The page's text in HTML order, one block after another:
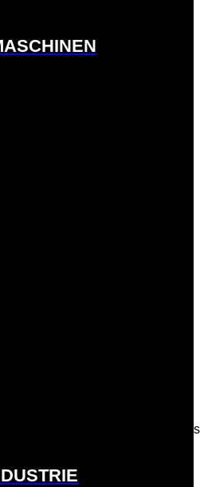
branchen/